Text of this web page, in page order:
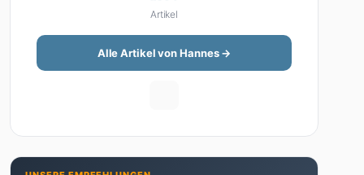
Bundesliga-Analyse, Formel 1, UFC oder Olympia –
Hannes liefert fundierte Einschätzungen mit der
Leidenschaft eines echten Fans. Aber Sport ist
nur die halbe Miete: Hannes ist auch unser Auto-
Seite. Wenn Hannes mal nicht über Sport oder
Artikel
Alle Artikel von Hannes →